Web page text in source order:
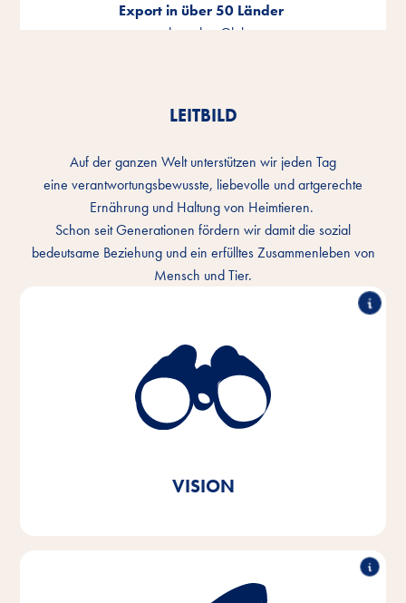
Export in über 50 Länder
rund um den Globus
LEITBILD
Auf der ganzen Welt unterstützen wir jeden Tag
eine verantwortungsbewusste, liebevolle und artgerechte
Ernährung und Haltung von Heimtieren.
Schon seit Generationen fördern wir damit die sozial
bedeutsame Beziehung und ein erfülltes Zusammenleben von
Mensch und Tier.
VISION
Tier und wollen das Miteinander jeden Tag besser
machen. In jedem Tier-Zuhause und überall auf der
Welt.
Vitakraft. Aus Liebe.